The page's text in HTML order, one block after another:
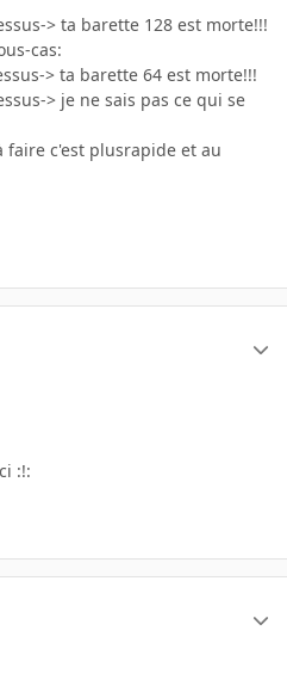
> ta barette 128 est morte!!!
cas:
> ta barette 64 est morte!!!
> je ne sais pas ce qui se
faire c'est plusrapide et au
:!: